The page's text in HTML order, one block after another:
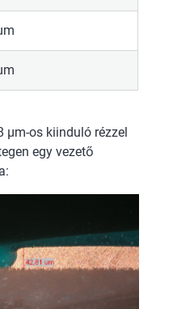
µm-os kiinduló rézzel
egy vezető